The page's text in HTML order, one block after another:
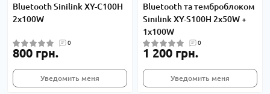
Bluetooth Sinilink XY-C100H
2x100W
0
800 грн.
Уведомить меня
Bluetooth та темброблоком
Sinilink XY-S100H 2x50W +
1x100W
0
1 200 грн.
Уведомить меня